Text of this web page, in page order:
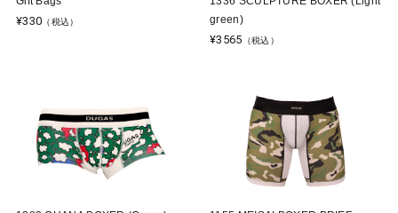
¥330 （税込）
green)
¥3565 （税込）